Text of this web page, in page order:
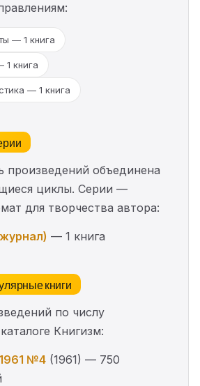
— 1 книга
книга
— 1 книга
произведений объединена
циклы. Серии —
для творчества автора:
— 1 книга
книги
по числу
Книгизм:
№4 (1961) — 750